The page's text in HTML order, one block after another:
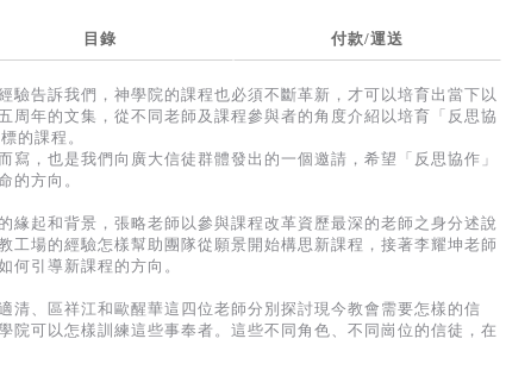
目錄 付款/運送
驗告訴我們，神學院的課程也必須不斷革新，才可以培育出當下以
周年的文集，從不同老師及課程參與者的角度介紹以培育「反思協
的課程。
寫，也是我們向廣大信徒群體發出的一個邀請，希望「反思協作」
的方向。
緣起和背景，張略老師以參與課程改革資歷最深的老師之身分述說
工場的經驗怎樣幫助團隊從願景開始構思新課程，接著李耀坤老師
何引導新課程的方向。
清、區祥江和歐醒華這四位老師分別探討現今教會需要怎樣的信
院可以怎樣訓練這些事奉者。這些不同角色、不同崗位的信徒，在